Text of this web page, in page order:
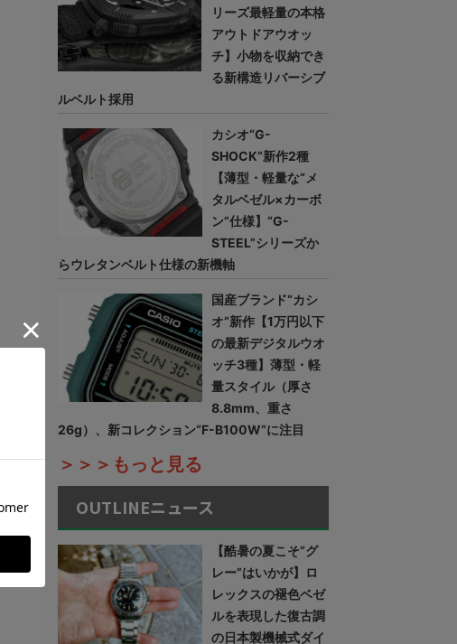
リーズ最軽量の本格
アウトドアウオッ
チ】小物を収納でき
る新構造リバーシブ
ルベルト採用
カシオ“G-
SHOCK”新作2種
【薄型・軽量な“メ
タルベゼル×カーボ
ン”仕様】“G-
STEEL”シリーズか
らウレタンベルト仕様の新機軸
国産ブランド“カシ
オ”新作【1万円以下
の最新デジタルウオ
ッチ3種】薄型・軽
量スタイル（厚さ
8.8mm、重さ
26g）、新コレクション“F-B100W”に注目
＞＞＞もっと見る
OUTLINEニュース
【酷暑の夏こそ“グ
レー”はいかが】ロ
レックスの褪色ベゼ
ルを表現した復古調
の日本製機械式ダイ